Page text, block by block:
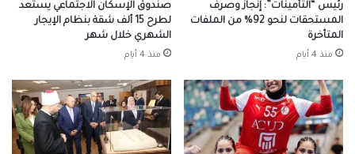
رئيس “التأمينات”: إنجاز وصرف
المستحقات لنحو 92% من الملفات
المتأخرة
منذ 4 أيام
صندوق الإسكان الاجتماعي يستعد
لطرح 15 ألف شقة بنظام الإيجار
الشهري خلال شهر
منذ 4 أيام